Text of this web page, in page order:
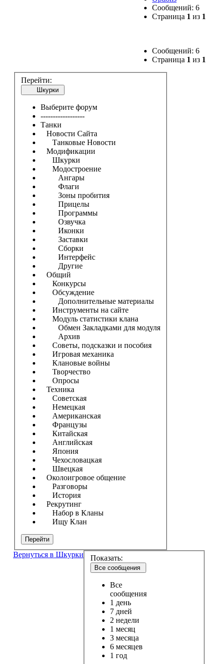
Сообщений: 6
Страница 1 из 1
Сообщений: 6
Страница 1 из 1
Перейти:
Шкурки
Выберите форум
------------------
Танки
Новости Сайта
Танковые Новости
Модификации
Шкурки
Модостроение
Ангары
Флаги
Зоны пробития
Прицелы
Программы
Озвучка
Иконки
Заставки
Сборки
Интерфейс
Другие
Общий
Конкурсы
Обсуждение
Дополнительные материалы
Инструменты на сайте
Модуль статистики клана
Обмен Закладками для модуля
Архив
Советы, подсказки и пособия
Игровая механика
Клановые войны
Творчество
Опросы
Техника
Советская
Немецкая
Американская
Французы
Китайская
Английская
Япония
Чехословацкая
Швецкая
Околоигровое общение
Разговоры
История
Рекрутинг
Набор в Кланы
Ищу Клан
Перейти
Вернуться в Шкурки Показать:
Все сообщения
Все
сообщения
1 день
7 дней
2 недели
1 месяц
3 месяца
6 месяцев
1 год